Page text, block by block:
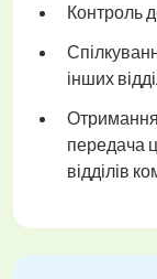
Контроль
інших
Отримання
передача
відділів